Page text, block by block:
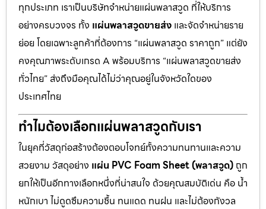
ทุกประเภท เราเป็นบริษัทจำหน่ายแผ่นพลาสวูด ที่ให้บริการ
อย่างครบวงจร ทั้ง แผ่นพลาสวูดขายส่ง และจัดจำหน่ายราย
ย่อย โดยเฉพาะลูกค้าที่ต้องการ “แผ่นพลาสวูด ราคาถูก” แต่ยัง
คงคุณภาพระดับเกรด A พร้อมบริการ “แผ่นพลาสวูดขายส่ง
ทั่วไทย” ส่งถึงมือคุณได้ไม่ว่าคุณอยู่ในจังหวัดใดของ
ประเทศไทย
ทำไมต้องเลือกแผ่นพลาสวูดกับเรา
ในยุคที่วัสดุก่อสร้างต้องตอบโจทย์ทั้งความทนทานและความ
สวยงาม วัสดุอย่าง แผ่น PVC Foam Sheet (พลาสวูด) ถูก
ยกให้เป็นอีกทางเลือกหนึ่งที่น่าสนใจ ด้วยคุณสมบัติเด่น คือ น้ำ
หนักเบา ไม่ดูดซึมความชื้น ทนแดด ทนฝน และไม่ต้องกังวล